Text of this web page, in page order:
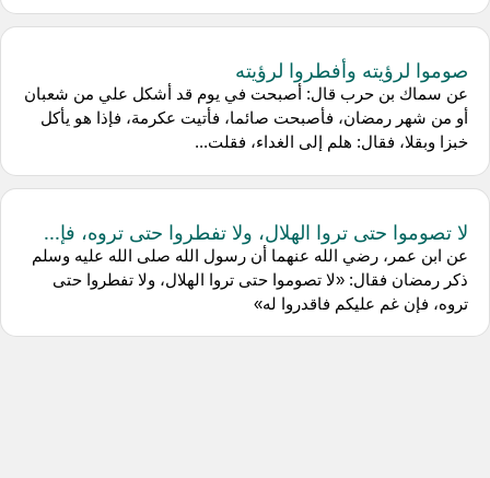
صوموا لرؤيته وأفطروا لرؤيته
عن سماك بن حرب قال: أصبحت في يوم قد أشكل علي من شعبان
أو من شهر رمضان، فأصبحت صائما، فأتيت عكرمة، فإذا هو يأكل
خبزا وبقلا، فقال: هلم إلى الغداء، فقلت...
لا تصوموا حتى تروا الهلال، ولا تفطروا حتى تروه، فإ...
عن ابن عمر، رضي الله عنهما أن رسول الله صلى الله عليه وسلم
ذكر رمضان فقال: «لا تصوموا حتى تروا الهلال، ولا تفطروا حتى
تروه، فإن غم عليكم فاقدروا له»